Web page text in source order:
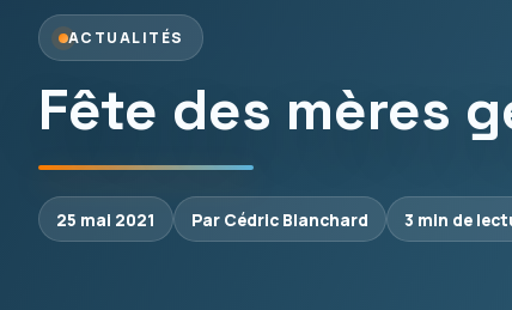
ACTUALITÉS
Fête des mères
25 mai 2021 Par Cédric Blanchard 3 min de